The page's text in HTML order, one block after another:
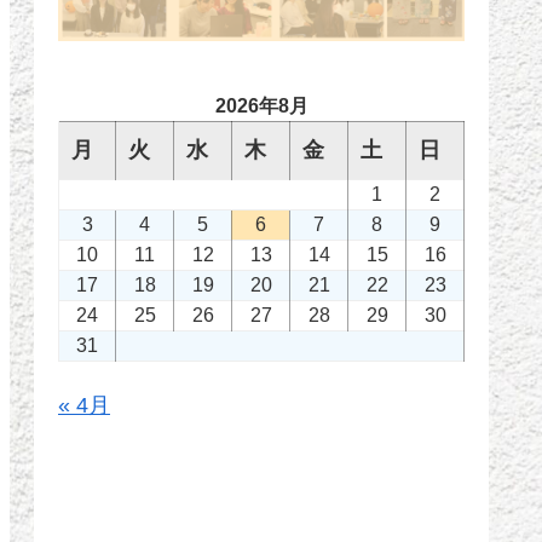
2026年8月
月 火 水 木 金 土 日
1
2
3
4 5 6 7 8
9
10
11 12 13 14 15
16
17
18 19 20 21 22
23
24
25 26 27 28 29
30
31
« 4月